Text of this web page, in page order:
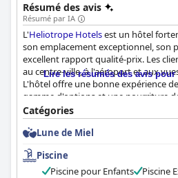
Résumé des avis
Résumé par IA
L'Heliotrope Hotelsest un hôtel
son emplacement exceptionnel, son
excellent rapport qualité-prix. Les
au centre-ville, à l'aéroport et aux
L'hôtel offre une bonne expérience
gamme d'options et une nourriture
suggèrent des améliorations dans la
spacieuses, bien équipées et offrent
avec un entretien ménager
propreté. Le personnel est
professionnel avec un engagement
est un atout majeur avec un design
Lire les résumés des avis
Catégories
Lune de Miel
Piscine
Piscine pour Enfants
Piscine